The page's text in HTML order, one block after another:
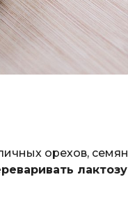
орехов, семян
лактозу